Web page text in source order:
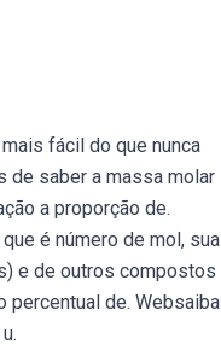
fácil do que nunca
de saber a massa molar
a proporção de.
é número de mol, sua
e de outros compostos
percentual de. Websaiba